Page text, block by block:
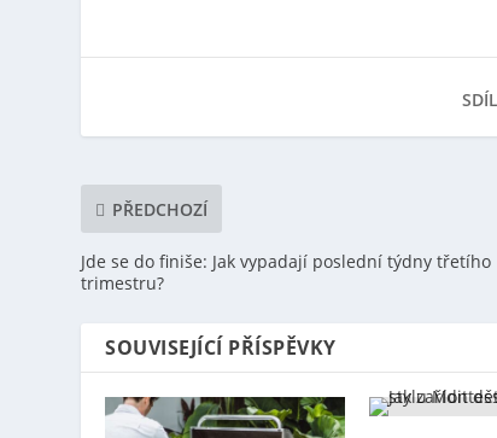
PŘEDCHOZÍ
Jde se do finiše: Jak vypadají poslední týdny třetího
trimestru?
SOUVISEJÍCÍ PŘÍSPĚVKY